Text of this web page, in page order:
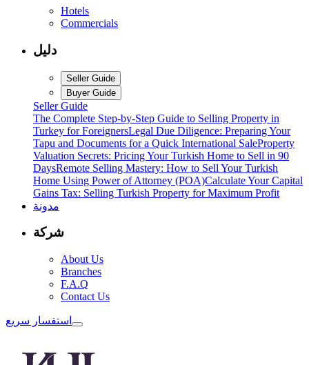
Hotels
Commercials
دليل
Seller Guide
Buyer Guide
Seller Guide
The Complete Step-by-Step Guide to Selling Property in
Turkey for ForeignersLegal Due Diligence: Preparing Your
Tapu and Documents for a Quick International SaleProperty
Valuation Secrets: Pricing Your Turkish Home to Sell in 90
DaysRemote Selling Mastery: How to Sell Your Turkish
Home Using Power of Attorney (POA)Calculate Your Capital
Gains Tax: Selling Turkish Property for Maximum Profit
مدونة
شركة
About Us
Branches
F.A.Q
Contact Us
استفسار سريع